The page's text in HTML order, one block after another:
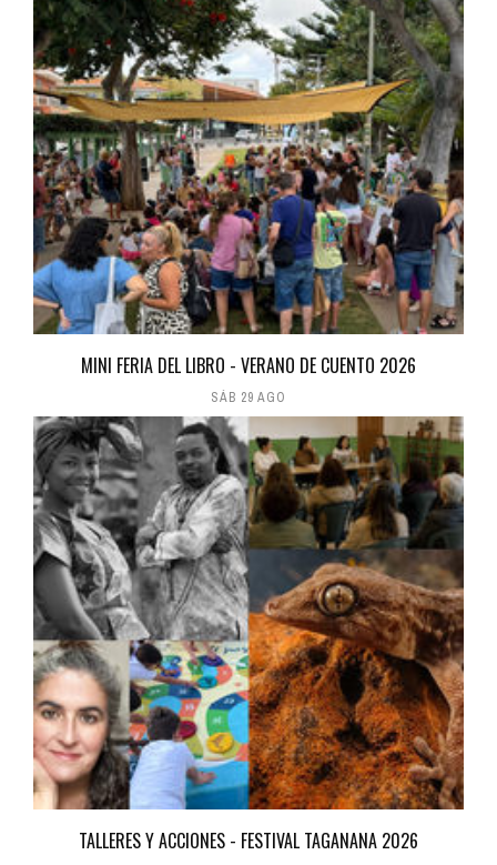
MINI FERIA DEL LIBRO - VERANO DE CUENTO 2026
SÁB 29 AGO
TALLERES Y ACCIONES - FESTIVAL TAGANANA 2026